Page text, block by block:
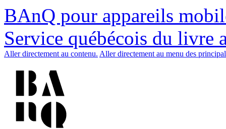
BAnQ pour appareils
Service québécois du livre
Aller directement au contenu. Aller directement au menu des